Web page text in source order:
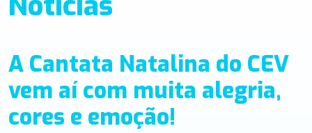
A Cantata Natalina do CEV
vem aí com muita alegria,
cores e emoção!